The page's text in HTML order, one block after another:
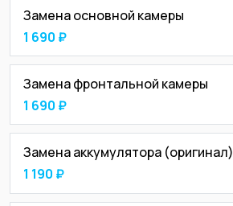
Замена основной камеры
1 690 ₽
Замена фронтальной камеры
1 690 ₽
Замена аккумулятора (оригинал)
1 190 ₽